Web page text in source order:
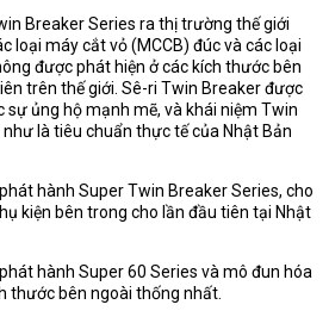
Breaker Series ra thị trường thế giới
loại máy cắt vỏ (MCCB) đúc và các loại
được phát hiện ở các kích thước bên
trên thế giới. Sê-ri Twin Breaker được
sự ủng hộ mạnh mẽ, và khái niệm Twin
là tiêu chuẩn thực tế của Nhật Bản
hành Super Twin Breaker Series, cho
kiện bên trong cho lần đầu tiên tại Nhật
hành Super 60 Series và mô đun hóa
thước bên ngoài thống nhất.